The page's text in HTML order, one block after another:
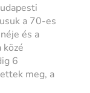
a 70-es
és a
6
meg, a